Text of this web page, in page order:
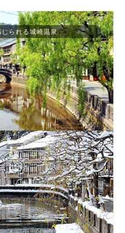
られる城崎温泉